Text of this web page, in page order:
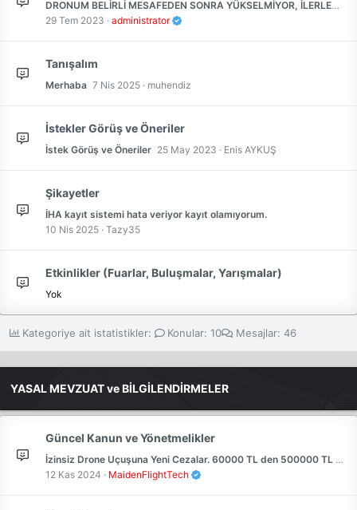
DRONUM BELİRLİ MESAFEDEN SONRA YÜKSELMİYOR, İLERLEMİYOR?
29 Tem 2023
administrator
Tanışalım
Merhaba 7 Nis 2025 muhendiz
İstekler Görüş ve Öneriler
İstek Görüş ve Öneriler 25 May 2023 Enis AYKUŞ
Şikayetler
İHA kayıt sistemi hata veriyor kayıt olamıyorum.
10 Nis 2025 Tazy35
Etkinlikler (Fuarlar, Buluşmalar, Yarışmalar)
Yok
Kategoriye ait istatistikler: Konular 10 Mesajlar 46
YASAL MEVZUAT ve BİLGİLENDİRMELER
Güncel Kanun ve Yönetmelikler
İzinsiz Drone Uçuşuna Yeni Cezalar. 60000 TL den 500000 TL ye Kadar !!
12 Kas 2024
MaidenFlightTech